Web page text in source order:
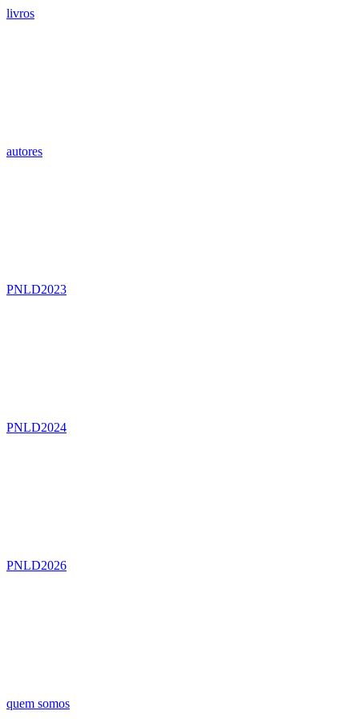
livros
autores
PNLD2023
PNLD2024
PNLD2026
quem somos